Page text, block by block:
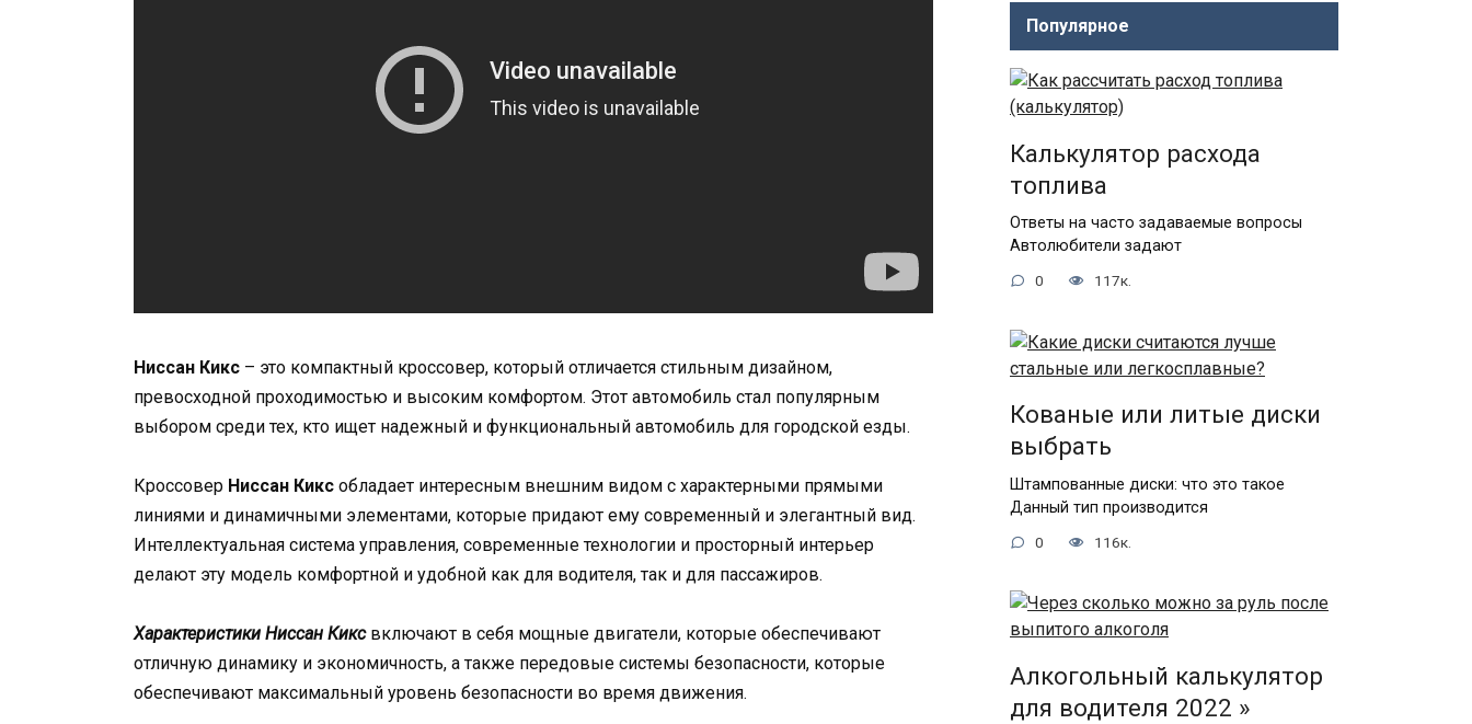
Ниссан Кикс – это компактный кроссовер, который отличается стильным дизайном,
превосходной проходимостью и высоким комфортом. Этот автомобиль стал популярным
выбором среди тех, кто ищет надежный и функциональный автомобиль для городской езды.
Кроссовер Ниссан Кикс обладает интересным внешним видом с характерными прямыми
линиями и динамичными элементами, которые придают ему современный и элегантный вид.
Интеллектуальная система управления, современные технологии и просторный интерьер
делают эту модель комфортной и удобной как для водителя, так и для пассажиров.
Характеристики Ниссан Киксвключают в себя мощные двигатели, которые обеспечивают
отличную динамику и экономичность, а также передовые системы безопасности, которые
обеспечивают максимальный уровень безопасности во время движения.
Популярное
Калькулятор расхода
топлива
Ответы на часто задаваемые вопросы
Автолюбители задают
0 117к.
Кованые или литые диски
выбрать
Штампованные диски: что это такое
Данный тип производится
0 116к.
Алкогольный калькулятор
для водителя 2022 »